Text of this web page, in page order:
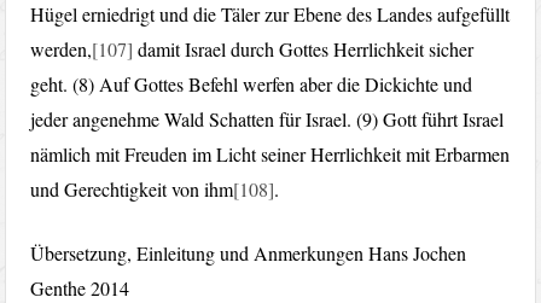
Hügel erniedrigt und die Täler zur Ebene des Landes aufgefüllt
werden,[107] damit Israel durch Gottes Herrlichkeit sicher
geht. (8) Auf Gottes Befehl werfen aber die Dickichte und
jeder angenehme Wald Schatten für Israel. (9) Gott führt Israel
nämlich mit Freuden im Licht seiner Herrlichkeit mit Erbarmen
und Gerechtigkeit von ihm[108].
Übersetzung, Einleitung und Anmerkungen Hans Jochen
Genthe 2014